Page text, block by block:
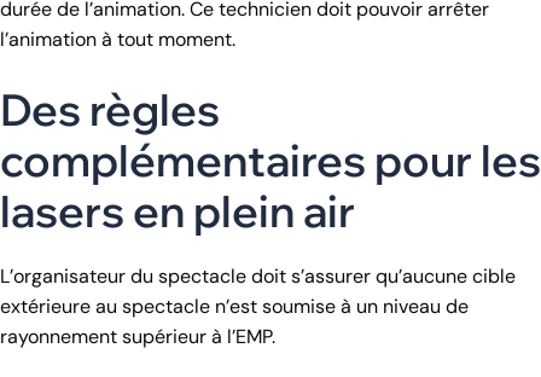
durée de l’animation. Ce technicien doit pouvoir arrêter
l’animation à tout moment.
Des règles
complémentaires pour les
lasers en plein air
L’organisateur du spectacle doit s’assurer qu’aucune cible
extérieure au spectacle n’est soumise à un niveau de
rayonnement supérieur à l’EMP.